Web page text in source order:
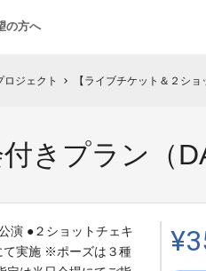
の方へ
ロジェクト chevron_right 【ライブチケット＆２シ
きプラン（
演 ●２ショットチェキ
実施 ※ポーズは３種